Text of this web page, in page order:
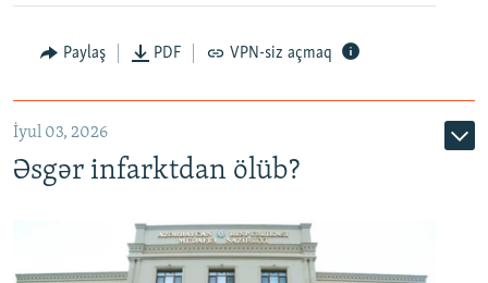
Auto 240p 360p 480p
720p 1080p
Paylaş PDF VPN-siz açmaq
İyul 03, 2026
Əsgər infarktdan ölüb?